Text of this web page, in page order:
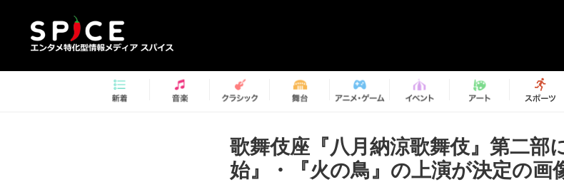
歌舞伎座『八月納涼歌舞伎』第二部
始』・『火の鳥』の上演が決定の画